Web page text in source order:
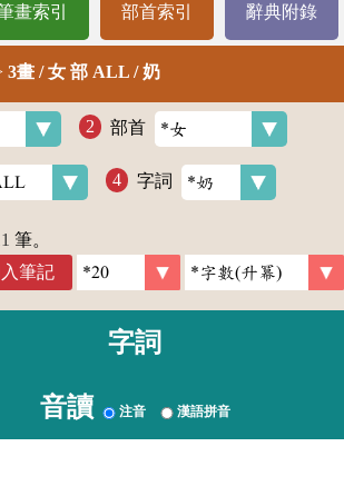
畫索引 部首索引 辭典附錄
3畫 / 女 部 ALL / 奶
部首
字詞
筆。
筆記
字詞
音讀 注音 漢語拼音